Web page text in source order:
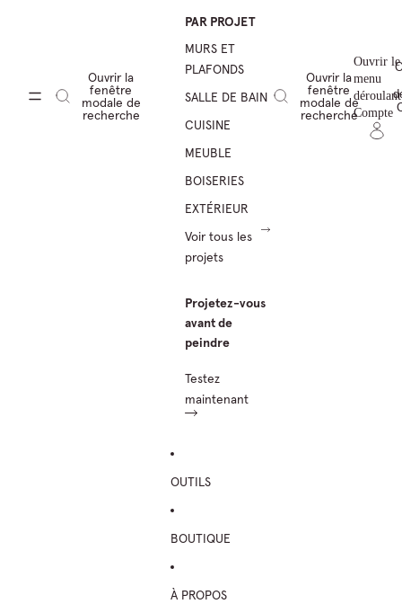
Ouvrir la
fenêtre
modale de
recherche
PAR PROJET
MURS ET
PLAFONDS
SALLE DE BAIN
CUISINE
MEUBLE
BOISERIES
EXTÉRIEUR
Voir tous les
projets
Projetez-vous
avant de
peindre
Testez
maintenant
OUTILS
BOUTIQUE
À PROPOS
Ouvrir la
fenêtre
modale de
recherche
Ouvrir le
menu
déroulant
Compte